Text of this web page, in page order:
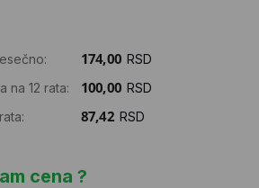
RSD
na 12 rata:
RSD
RSD
cena ?